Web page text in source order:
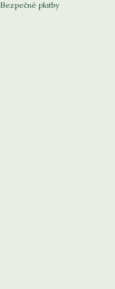
Bezpečné platby